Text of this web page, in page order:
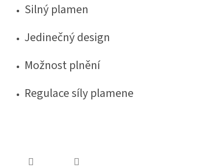
Silný plamen
Jedinečný design
Možnost plnění
Regulace síly plamene